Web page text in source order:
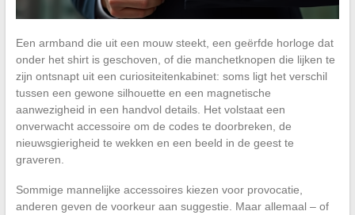
Een armband die uit een mouw steekt, een geërfde horloge dat
onder het shirt is geschoven, of die manchetknopen die lijken te
zijn ontsnapt uit een curiositeitenkabinet: soms ligt het verschil
tussen een gewone silhouette en een magnetische
aanwezigheid in een handvol details. Het volstaat een
onverwacht accessoire om de codes te doorbreken, de
nieuwsgierigheid te wekken en een beeld in de geest te
graveren.
Sommige mannelijke accessoires kiezen voor provocatie,
anderen geven de voorkeur aan suggestie. Maar allemaal – of